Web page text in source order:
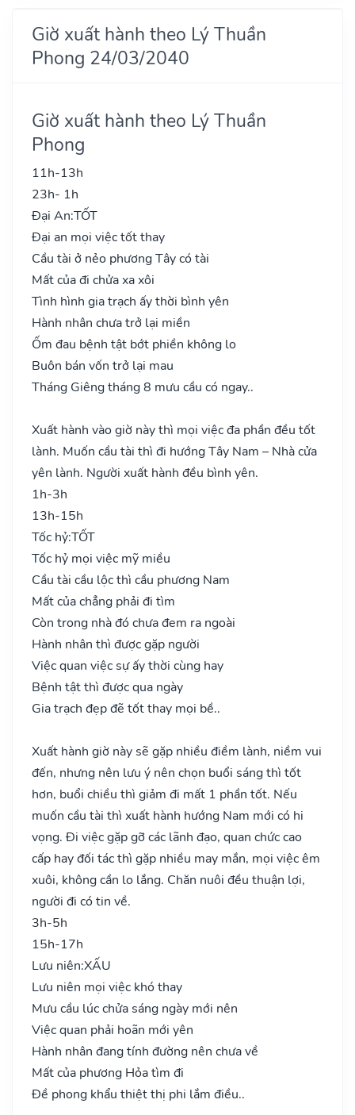
Giờ xuất hành theo Lý Thuần
Phong 24/03/2040
Giờ xuất hành theo Lý Thuần
Phong
11h-13h
23h- 1h
Đại An:TỐT
Đại an mọi việc tốt thay
Cầu tài ở nẻo phương Tây có tài
Mất của đi chửa xa xôi
Tình hình gia trạch ấy thời bình yên
Hành nhân chưa trở lại miền
Ốm đau bệnh tật bớt phiền không lo
Buôn bán vốn trở lại mau
Tháng Giêng tháng 8 mưu cầu có ngay..
Xuất hành vào giờ này thì mọi việc đa phần đều tốt
lành. Muốn cầu tài thì đi hướng Tây Nam – Nhà cửa
yên lành. Người xuất hành đều bình yên.
1h-3h
13h-15h
Tốc hỷ:TỐT
Tốc hỷ mọi việc mỹ miều
Cầu tài cầu lộc thì cầu phương Nam
Mất của chẳng phải đi tìm
Còn trong nhà đó chưa đem ra ngoài
Hành nhân thì được gặp người
Việc quan việc sự ấy thời cùng hay
Bệnh tật thì được qua ngày
Gia trạch đẹp đẽ tốt thay mọi bề..
Xuất hành giờ này sẽ gặp nhiều điềm lành, niềm vui
đến, nhưng nên lưu ý nên chọn buổi sáng thì tốt
hơn, buổi chiều thì giảm đi mất 1 phần tốt. Nếu
muốn cầu tài thì xuất hành hướng Nam mới có hi
vọng. Đi việc gặp gỡ các lãnh đạo, quan chức cao
cấp hay đối tác thì gặp nhiều may mắn, mọi việc êm
xuôi, không cần lo lắng. Chăn nuôi đều thuận lợi,
người đi có tin về.
3h-5h
15h-17h
Lưu niên:XẤU
Lưu niên mọi việc khó thay
Mưu cầu lúc chửa sáng ngày mới nên
Việc quan phải hoãn mới yên
Hành nhân đang tính đường nên chưa về
Mất của phương Hỏa tìm đi
Đề phong khẩu thiệt thị phi lắm điều..